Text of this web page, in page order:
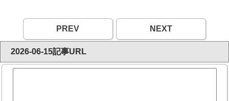
PREV NEXT
2026-06-15記事URL